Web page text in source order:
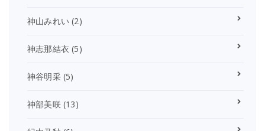
神山みれい (2)
神志那結衣 (5)
神谷明采(5)
神部美咲(13)